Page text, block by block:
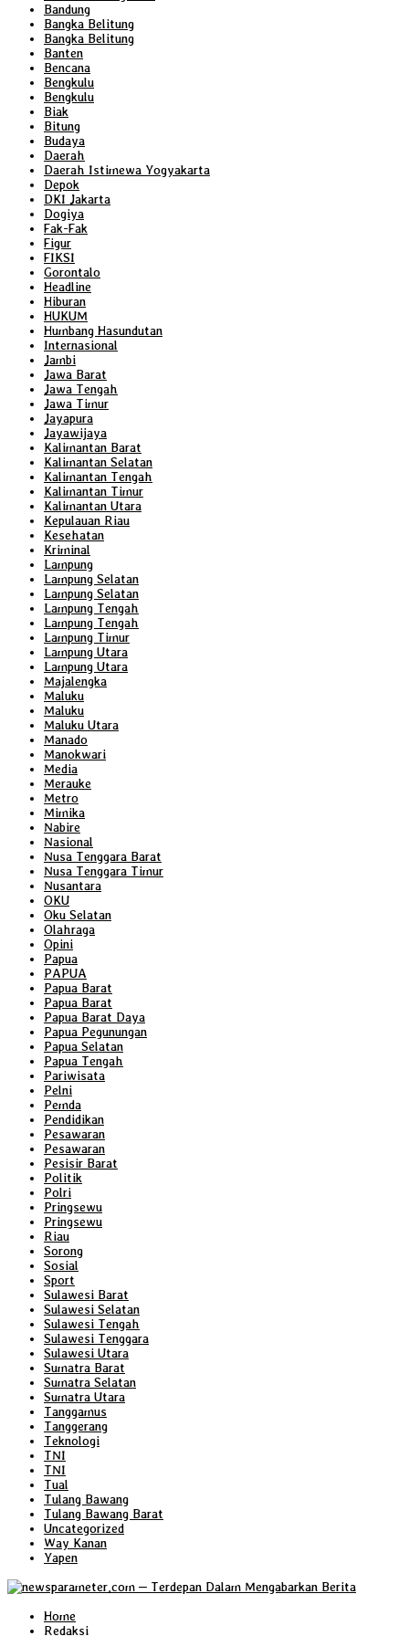
Bandung
Bangka Belitung
Bangka Belitung
Banten
Bencana
Bengkulu
Bengkulu
Biak
Bitung
Budaya
Daerah
Daerah Istimewa Yogyakarta
Depok
DKI Jakarta
Dogiya
Fak-Fak
Figur
FIKSI
Gorontalo
Headline
Hiburan
HUKUM
Humbang Hasundutan
Internasional
Jambi
Jawa Barat
Jawa Tengah
Jawa Timur
Jayapura
Jayawijaya
Kalimantan Barat
Kalimantan Selatan
Kalimantan Tengah
Kalimantan Timur
Kalimantan Utara
Kepulauan Riau
Kesehatan
Kriminal
Lampung
Lampung Selatan
Lampung Selatan
Lampung Tengah
Lampung Tengah
Lampung Timur
Lampung Utara
Lampung Utara
Majalengka
Maluku
Maluku
Maluku Utara
Manado
Manokwari
Media
Merauke
Metro
Mimika
Nabire
Nasional
Nusa Tenggara Barat
Nusa Tenggara Timur
Nusantara
OKU
Oku Selatan
Olahraga
Opini
Papua
PAPUA
Papua Barat
Papua Barat
Papua Barat Daya
Papua Pegunungan
Papua Selatan
Papua Tengah
Pariwisata
Pelni
Pemda
Pendidikan
Pesawaran
Pesawaran
Pesisir Barat
Politik
Polri
Pringsewu
Pringsewu
Riau
Sorong
Sosial
Sport
Sulawesi Barat
Sulawesi Selatan
Sulawesi Tengah
Sulawesi Tenggara
Sulawesi Utara
Sumatra Barat
Sumatra Selatan
Sumatra Utara
Tanggamus
Tanggerang
Teknologi
TNI
TNI
Tual
Tulang Bawang
Tulang Bawang Barat
Uncategorized
Way Kanan
Yapen
Home
Redaksi